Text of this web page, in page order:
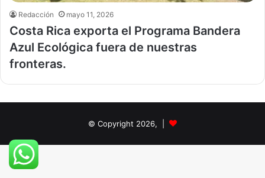
Redacción mayo 11, 2026
Costa Rica exporta el Programa Bandera
Azul Ecológica fuera de nuestras
fronteras.
© Copyright 2026, |